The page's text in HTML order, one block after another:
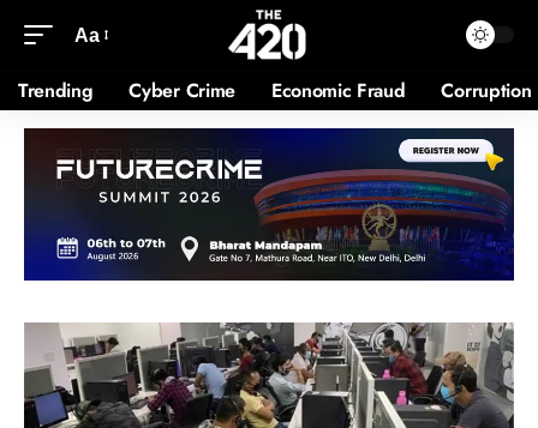
Aa
Trending Cyber Crime Economic Fraud Corruption